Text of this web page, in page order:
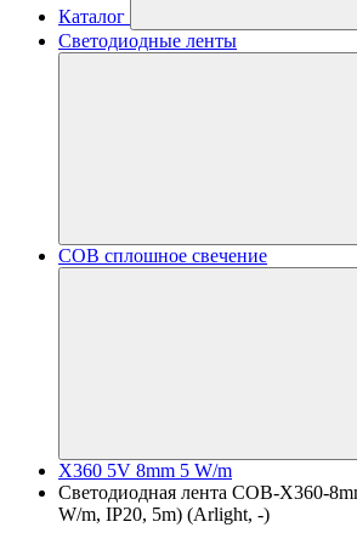
Каталог
Светодиодные ленты
COB сплошное свечение
X360 5V 8mm 5 W/m
Светодиодная лента COB-X360-
W/m, IP20, 5m) (Arlight, -)